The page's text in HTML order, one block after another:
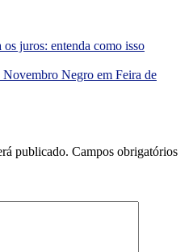
juros: entenda como isso
Negro em Feira de
publicado. Campos obrigatórios